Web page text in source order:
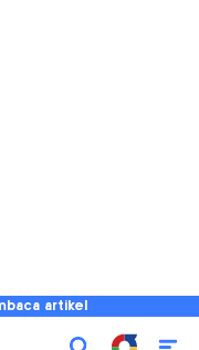
artikel